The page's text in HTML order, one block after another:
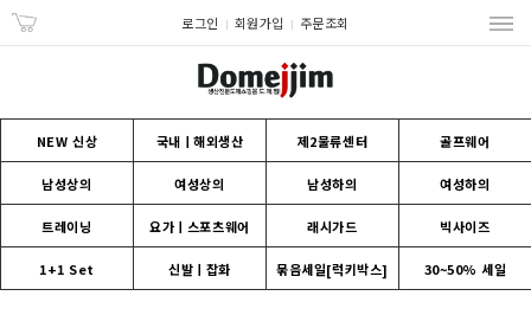
로그인 회원가입 주문조회
NEW 신상 국내ㅣ해외생산 제2물류센터 골프웨어
남성상의 여성상의 남성하의 여성하의
트레이닝 요가ㅣ스포츠웨어 래시가드 빅사이즈
1+1 Set 신발ㅣ잡화 묶음세일[럭키박스] 30~50% 세일